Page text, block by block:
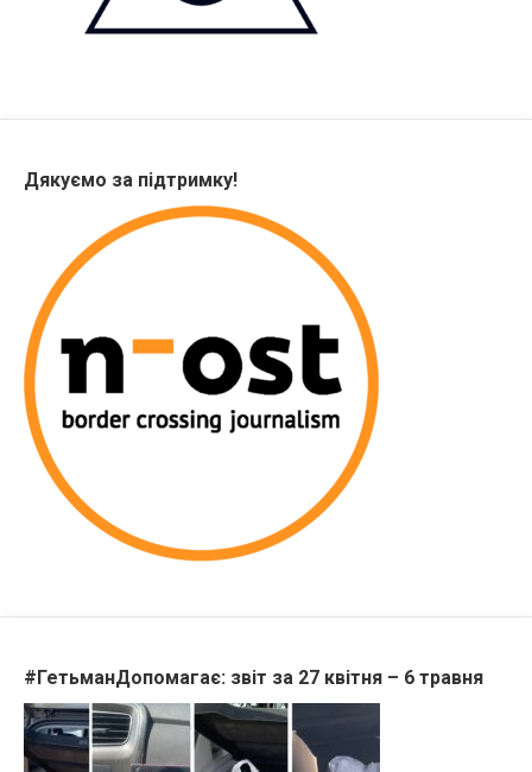
Дякуємо за підтримку!
#ГетьманДопомагає: звіт за 27 квітня – 6 травня